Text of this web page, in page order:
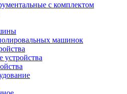
с комплектом
машинок
устройства